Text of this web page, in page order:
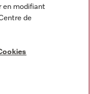
en modifiant
de